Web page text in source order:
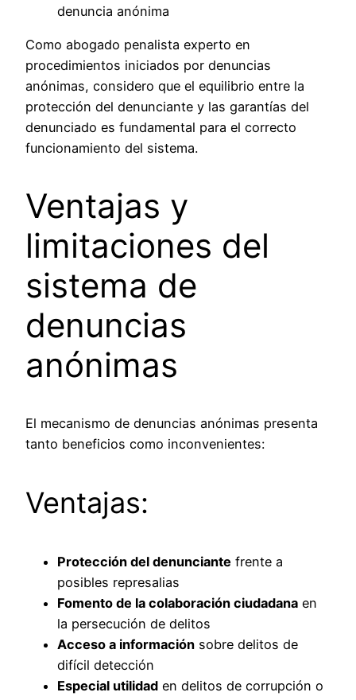
denuncia anónima
Como abogado penalista experto en
procedimientos iniciados por denuncias
anónimas, considero que el equilibrio entre la
protección del denunciante y las garantías del
denunciado es fundamental para el correcto
funcionamiento del sistema.
Ventajas y
limitaciones del
sistema de
denuncias
anónimas
El mecanismo de denuncias anónimas presenta
tanto beneficios como inconvenientes:
Ventajas:
Protección del denunciante frente a
posibles represalias
Fomento de la colaboración ciudadana en
la persecución de delitos
Acceso a información sobre delitos de
difícil detección
Especial utilidad en delitos de corrupción o